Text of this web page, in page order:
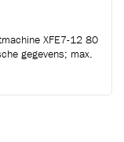
XFE7-12 80
gegevens; max.